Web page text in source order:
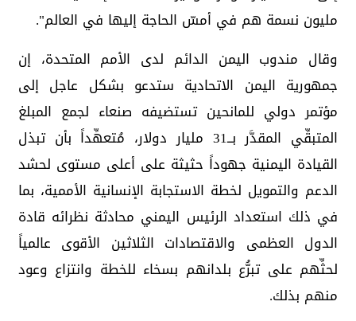
مليون نسمة هم في أمسّ الحاجة إليها في العالم".
وقال مندوب اليمن الدائم لدى الأمم المتحدة، إن
جمهورية اليمن الاتحادية ستدعو بشكل عاجل إلى
مؤتمر دولي للمانحين تستضيفه صنعاء لجمع المبلغ
المتبقِّي المقدَّر بــ31 مليار دولار، مُتعهِّداً بأن تبذل
القيادة اليمنية جهوداً حثيثة على أعلى مستوى لحشد
الدعم والتمويل لخطة الاستجابة الإنسانية الأممية، بما
في ذلك استعداد الرئيس اليمني محادثة نظرائه قادة
الدول العظمى والاقتصادات الثلاثين الأقوى عالمياً
لحثِّهم على تبرُّع بلدانهم بسخاء للخطة وانتزاع وعود
منهم بذلك.